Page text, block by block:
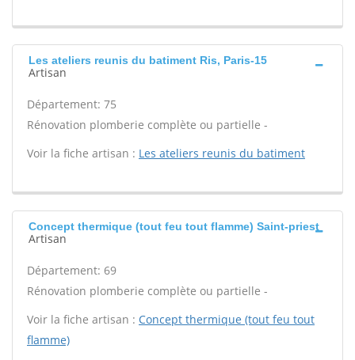
Les ateliers reunis du batiment Ris, Paris-15
Artisan
Département: 75
Rénovation plomberie complète ou partielle -
Voir la fiche artisan : Les ateliers reunis du batiment
Concept thermique (tout feu tout flamme) Saint-priest
Artisan
Département: 69
Rénovation plomberie complète ou partielle -
Voir la fiche artisan : Concept thermique (tout feu tout
flamme)